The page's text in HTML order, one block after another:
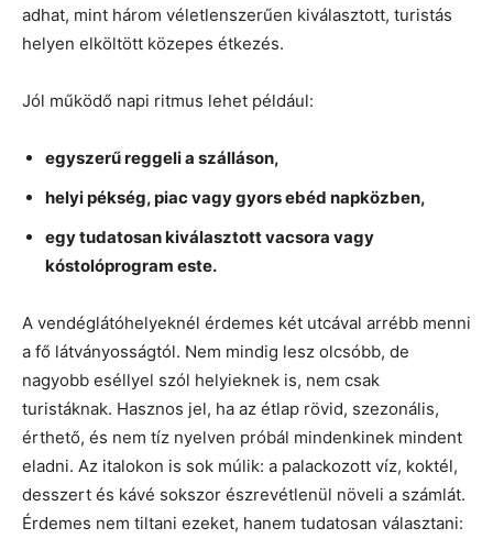
adhat, mint három véletlenszerűen kiválasztott, turistás
helyen elköltött közepes étkezés.
Jól működő napi ritmus lehet például:
egyszerű reggeli a szálláson,
helyi pékség, piac vagy gyors ebéd napközben,
egy tudatosan kiválasztott vacsora vagy
kóstolóprogram este.
A vendéglátóhelyeknél érdemes két utcával arrébb menni
a fő látványosságtól. Nem mindig lesz olcsóbb, de
nagyobb eséllyel szól helyieknek is, nem csak
turistáknak. Hasznos jel, ha az étlap rövid, szezonális,
érthető, és nem tíz nyelven próbál mindenkinek mindent
eladni. Az italokon is sok múlik: a palackozott víz, koktél,
desszert és kávé sokszor észrevétlenül növeli a számlát.
Érdemes nem tiltani ezeket, hanem tudatosan választani: